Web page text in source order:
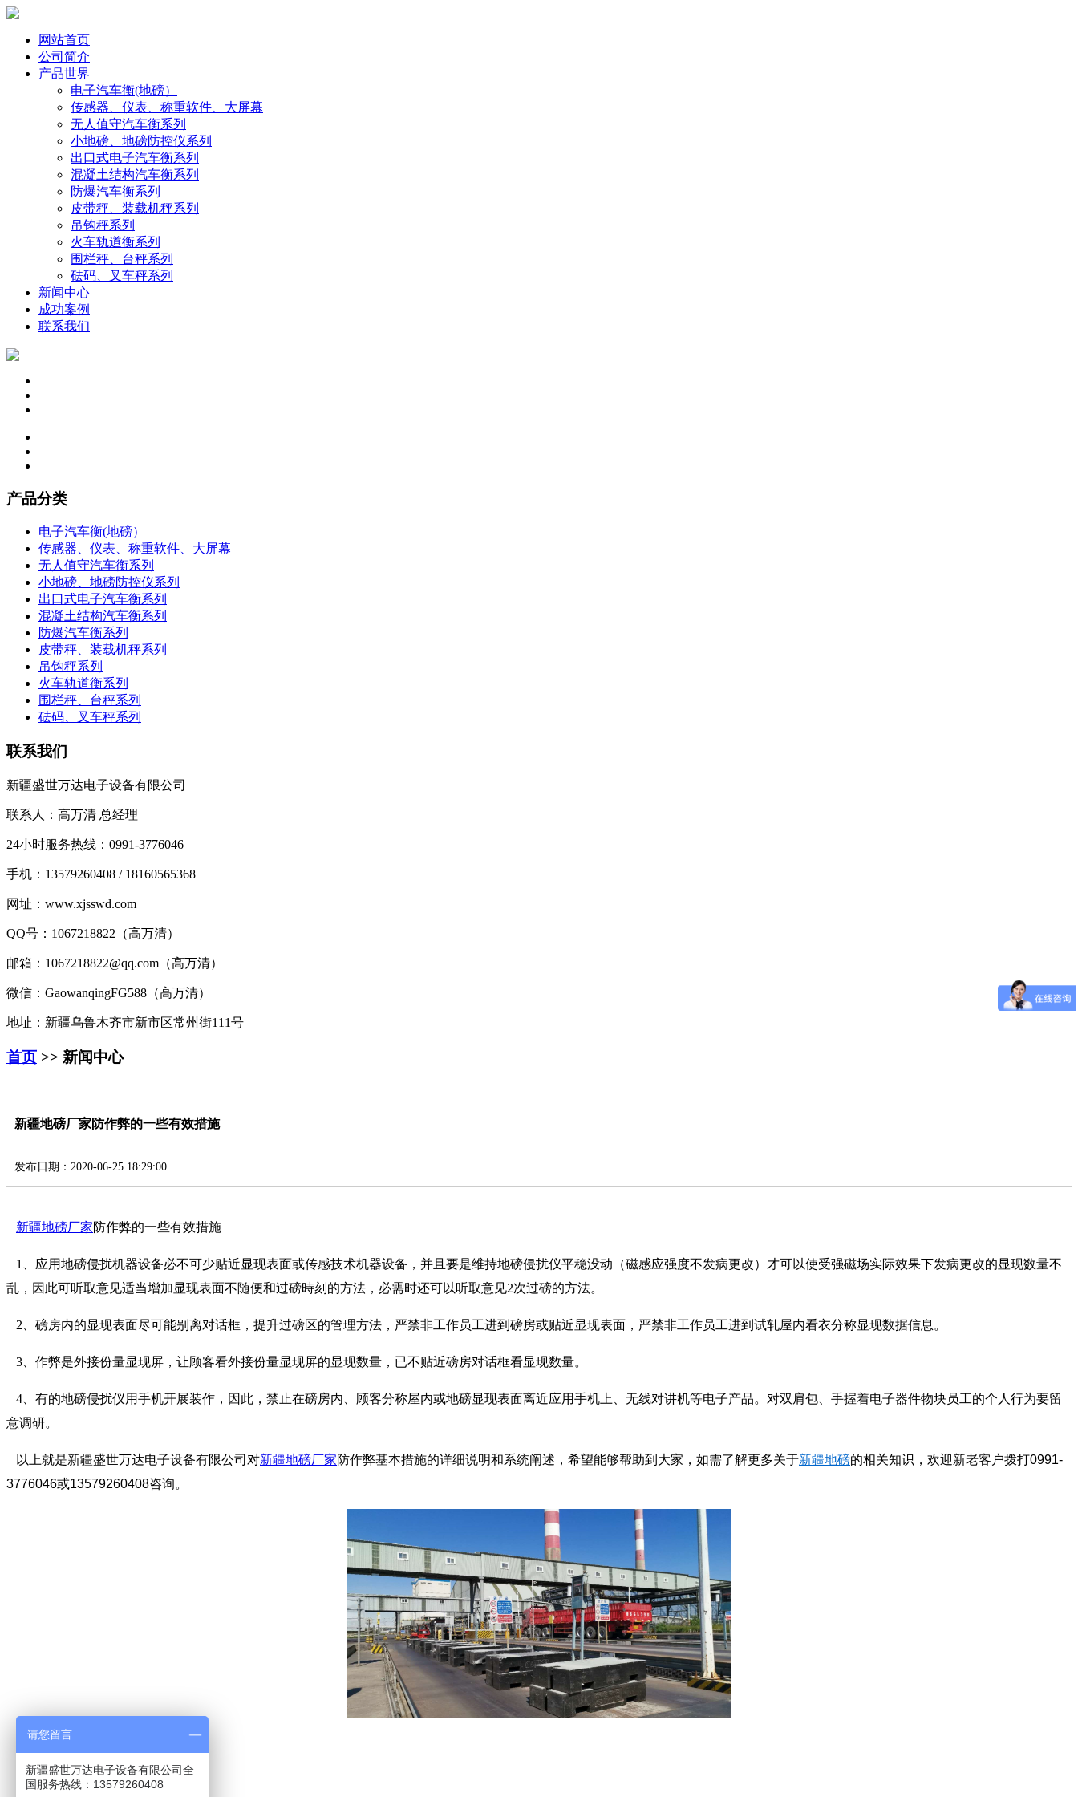
网站首页
公司简介
产品世界
电子汽车衡(地磅）
传感器、仪表、称重软件、大屏幕
无人值守汽车衡系列
小地磅、地磅防控仪系列
出口式电子汽车衡系列
混凝土结构汽车衡系列
防爆汽车衡系列
皮带秤、装载机秤系列
吊钩秤系列
火车轨道衡系列
围栏秤、台秤系列
砝码、叉车秤系列
新闻中心
成功案例
联系我们
产品分类
电子汽车衡(地磅）
传感器、仪表、称重软件、大屏幕
无人值守汽车衡系列
小地磅、地磅防控仪系列
出口式电子汽车衡系列
混凝土结构汽车衡系列
防爆汽车衡系列
皮带秤、装载机秤系列
吊钩秤系列
火车轨道衡系列
围栏秤、台秤系列
砝码、叉车秤系列
联系我们
新疆盛世万达电子设备有限公司
联系人：高万清 总经理
24小时服务热线：0991-3776046
手机：13579260408 / 18160565368
网址：www.xjsswd.com
QQ号：1067218822（高万清）
邮箱：1067218822@qq.com（高万清）
微信：GaowanqingFG588（高万清）
地址：新疆乌鲁木齐市新市区常州街111号
首页 >> 新闻中心
新疆地磅厂家防作弊的一些有效措施
发布日期：2020-06-25 18:29:00
新疆地磅厂家防作弊的一些有效措施
1、应用地磅侵扰机器设备必不可少贴近显现表面或传感技术机器设备，并且要是维持地磅侵扰仪平稳没动（磁感应强度不发病更改）才可以使受强磁场实际效果下发病更改的显现数量不
乱，因此可听取意见适当增加显现表面不随便和过磅時刻的方法，必需时还可以听取意见2次过磅的方法。
2、磅房内的显现表面尽可能别离对话框，提升过磅区的管理方法，严禁非工作员工进到磅房或贴近显现表面，严禁非工作员工进到试轧屋内看衣分称显现数据信息。
3、作弊是外接份量显现屏，让顾客看外接份量显现屏的显现数量，已不贴近磅房对话框看显现数量。
4、有的地磅侵扰仪用手机开展装作，因此，禁止在磅房内、顾客分称屋内或地磅显现表面离近应用手机上、无线对讲机等电子产品。对双肩包、手握着电子器件物块员工的个人行为要留
意调研。
以上就是新疆盛世万达电子设备有限公司对新疆地磅厂家防作弊基本措施的详细说明和系统阐述，希望能够帮助到大家，如需了解更多关于新疆地磅的相关知识，欢迎新老客户拨打0991-
3776046或13579260408咨询。
请您留言
新疆盛世万达电子设备有限公司全
国服务热线：13579260408